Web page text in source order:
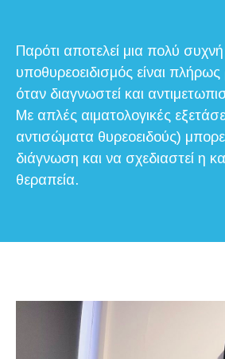
Παρότι αποτελεί μια πολύ
υποθυρεοειδισμός είναι πλήρως
όταν διαγνωστεί και
Με απλές αιματολογικές
αντισώματα θυρεοειδούς)
διάγνωση και να σχεδιαστεί η
θεραπεία.